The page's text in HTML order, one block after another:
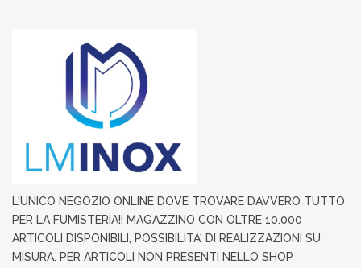
L'UNICO NEGOZIO ONLINE DOVE TROVARE DAVVERO TUTTO
PER LA FUMISTERIA!! MAGAZZINO CON OLTRE 10.000
ARTICOLI DISPONIBILI, POSSIBILITA' DI REALIZZAZIONI SU
MISURA. PER ARTICOLI NON PRESENTI NELLO SHOP